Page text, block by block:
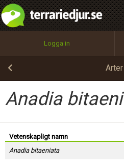
Logga in
Arter
Anadia
Vetenskapligt namn
Anadia bitaeniata
100%
OK
integritetspolicy
Namn:
Epost:
Lösenord:
Begär nytt lösenord